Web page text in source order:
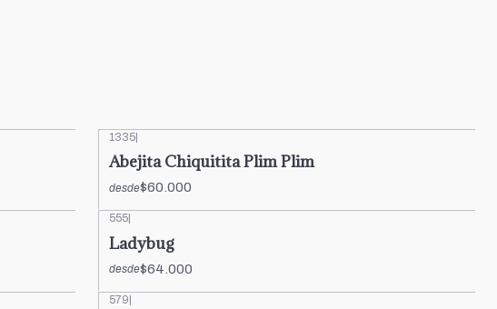
1335|
Abejita Chiquitita Plim Plim
desde$60.000
555|
Ladybug
desde$64.000
579|